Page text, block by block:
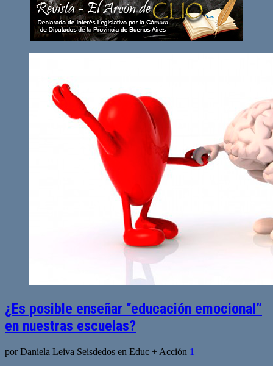
¿Es posible enseñar “educación emocional”
en nuestras escuelas?
por Daniela Leiva Seisdedos en Educ + Acción 1